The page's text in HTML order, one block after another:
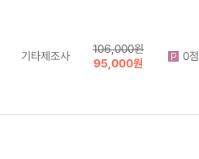
기타제조사
106,000원
95,000원
0점